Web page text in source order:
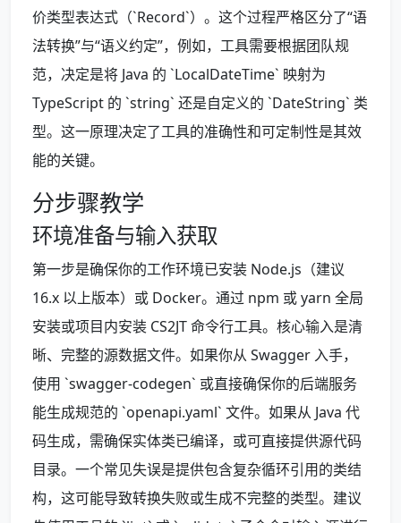
价类型表达式（`Record`）。这个过程严格区分了“语
法转换”与“语义约定”，例如，工具需要根据团队规
范，决定是将 Java 的 `LocalDateTime` 映射为
TypeScript 的 `string` 还是自定义的 `DateString` 类
型。这一原理决定了工具的准确性和可定制性是其效
能的关键。
分步骤教学
环境准备与输入获取
第一步是确保你的工作环境已安装 Node.js（建议
16.x 以上版本）或 Docker。通过 npm 或 yarn 全局
安装或项目内安装 CS2JT 命令行工具。核心输入是清
晰、完整的源数据文件。如果你从 Swagger 入手，
使用 `swagger-codegen` 或直接确保你的后端服务
能生成规范的 `openapi.yaml` 文件。如果从 Java 代
码生成，需确保实体类已编译，或可直接提供源代码
目录。一个常见失误是提供包含复杂循环引用的类结
构，这可能导致转换失败或生成不完整的类型。建议